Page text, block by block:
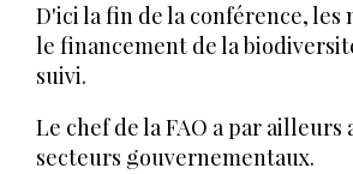
D'ici la fin de la conférence,
le financement de la
suivi.
Le chef de la FAO a par
secteurs gouvernementaux.